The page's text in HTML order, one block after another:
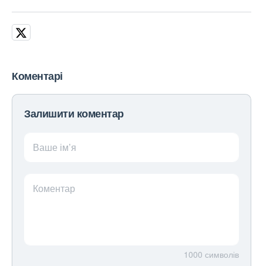
Коментарі
Залишити коментар
Ваше ім’я
Коментар
1000 символів